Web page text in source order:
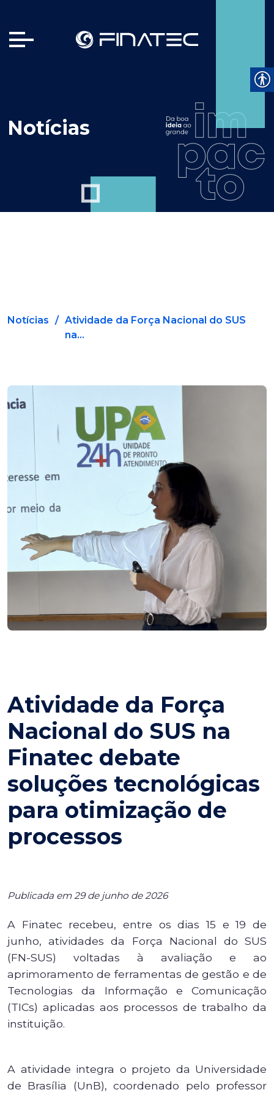
Notícias
Notícias / Atividade da Força Nacional do SUS
na...
Atividade da Força
Nacional do SUS na
Finatec debate
soluções tecnológicas
para otimização de
processos
Publicada em 29 de junho de 2026
A Finatec recebeu, entre os dias 15 e 19 de
junho, atividades da Força Nacional do SUS
(FN-SUS) voltadas à avaliação e ao
aprimoramento de ferramentas de gestão e de
Tecnologias da Informação e Comunicação
(TICs) aplicadas aos processos de trabalho da
instituição.
A atividade integra o projeto da Universidade
de Brasília (UnB), coordenado pelo professor